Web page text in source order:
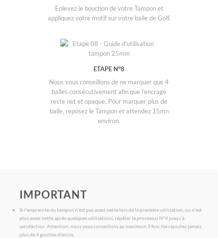
Enlevez le bouchon de votre Tampon et
appliquez votre motif sur votre balle de Golf.
ETAPE N°8
Nous vous conseillons de ne marquer que 4
balles consécutivement afin que l’encrage
reste net et opaque. Pour marquer plus de
balle, reposez le Tampon et attendez 15mn
environ.
IMPORTANT
Si l’empreinte du tampon n’est pas assez nette lors de la première utilisation, ou n’est
plus assez nette après quelques utilisations, répéter le processus N°4 jusqu’à
satisfaction. Attention, nous vous conseillons au maximum 3 fois. Ne rajoutez jamais
plus de 4 gouttes d’encre.